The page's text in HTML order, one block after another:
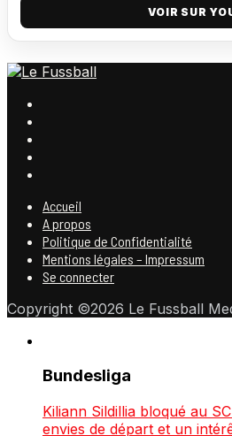
VOIR SUR
Accueil
A propos
Politique de Confidentialité
Mentions légales – Impressum
Se connecter
Copyright ©2026 Le Fussball
Bundesliga
Kiliann Sildillia bloqué au
envies de départ et un